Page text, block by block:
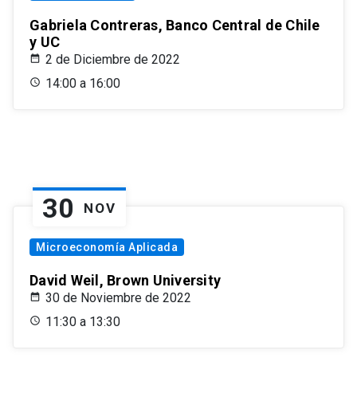
Gabriela Contreras, Banco Central de Chile
y UC
2 de Diciembre de 2022
14:00 a 16:00
30 NOV
Microeconomía Aplicada
David Weil, Brown University
30 de Noviembre de 2022
11:30 a 13:30